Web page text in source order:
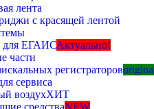
лента
с красящей лентой
ЕГАИСАктуально!
части
регистраторов
сервиса
воздухХИТ
средстваNEW